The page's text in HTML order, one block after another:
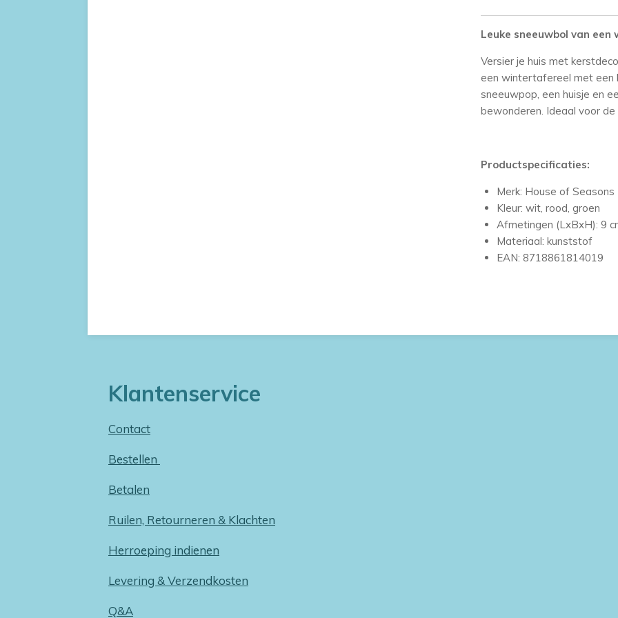
Leuke sneeuwbol van
Versier je huis met
een wintertafereel met een
sneeuwpop, een huisje en
bewonderen. Ideaal voor de
Productspecificaties:
Merk: House of Seasons
Kleur: wit, rood, groen
Afmetingen (LxBxH): 9
Materiaal: kunststof
EAN: 8718861814019
Klantenservice
Contact
Bestellen
Betalen
Ruilen, Retourneren & Klachten
Herroeping indienen
Levering & Verzendkosten
Q&A